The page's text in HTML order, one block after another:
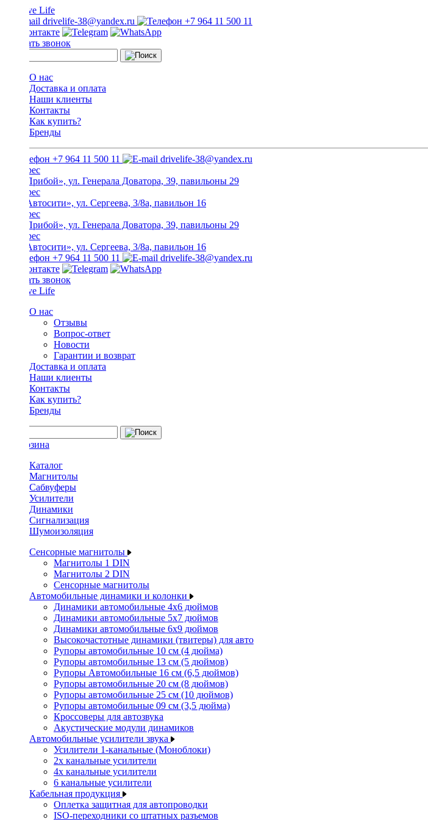
drivelife-38@yandex.ru +7 964 11 500 11
Заказать звонок
О нас
Доставка и оплата
Наши клиенты
Контакты
Как купить?
Бренды
+7 964 11 500 11 drivelife-38@yandex.ru
ТЦ «Прибой», ул. Генерала Доватора, 39, павильоны 29
ТЦ «Автосити», ул. Сергеева, 3/8а, павильон 16
ТЦ «Прибой», ул. Генерала Доватора, 39, павильоны 29
ТЦ «Автосити», ул. Сергеева, 3/8а, павильон 16
+7 964 11 500 11
drivelife-38@yandex.ru
Заказать звонок
О нас
Отзывы
Вопрос-ответ
Новости
Гарантии и возврат
Доставка и оплата
Наши клиенты
Контакты
Как купить?
Бренды
Каталог
Магнитолы
Сабвуферы
Усилители
Динамики
Сигнализация
Шумоизоляция
Сенсорные магнитолы
Магнитолы 1 DIN
Магнитолы 2 DIN
Сенсорные магнитолы
Автомобильные динамики и колонки
Динамики автомобильные 4x6 дюймов
Динамики автомобильные 5x7 дюймов
Динамики автомобильные 6x9 дюймов
Высокочастотные динамики (твитеры) для авто
Рупоры автомобильные 10 см (4 дюйма)
Рупоры автомобильные 13 см (5 дюймов)
Рупоры Автомобильные 16 см (6,5 дюймов)
Рупоры автомобильные 20 см (8 дюймов)
Рупоры автомобильные 25 см (10 дюймов)
Рупоры автомобильные 09 см (3,5 дюйма)
Кроссоверы для автозвука
Акустические модули динамиков
Автомобильные усилители звука
Усилители 1-канальные (Моноблоки)
2х канальные усилители
4х канальные усилители
6 канальные усилители
Кабельная продукция
Оплетка защитная для автопроводки
ISO-переходники со штатных разъемов